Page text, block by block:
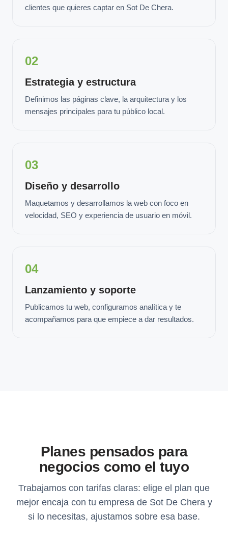
clientes que quieres captar en Sot De Chera.
02
Estrategia y estructura
Definimos las páginas clave, la arquitectura y los
mensajes principales para tu público local.
03
Diseño y desarrollo
Maquetamos y desarrollamos la web con foco en
velocidad, SEO y experiencia de usuario en móvil.
04
Lanzamiento y soporte
Publicamos tu web, configuramos analítica y te
acompañamos para que empiece a dar resultados.
Planes pensados para
negocios como el tuyo
Trabajamos con tarifas claras: elige el plan que
mejor encaja con tu empresa de Sot De Chera y
si lo necesitas, ajustamos sobre esa base.